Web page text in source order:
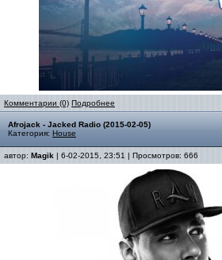
Комментарии (0) Подробнее
Afrojack - Jacked Radio (2015-02-05)
Категория: House
автор: Magik | 6-02-2015, 23:51 | Просмотров: 666